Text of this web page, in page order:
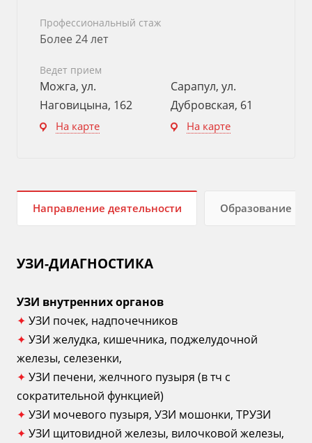
Профессиональный стаж
Более 24 лет
Ведет прием
Можга, ул.
Наговицына, 162
На карте
Сарапул, ул.
Дубровская, 61
На карте
Направление деятельности Образование
УЗИ-ДИАГНОСТИКА
УЗИ внутренних органов
✦ УЗИ почек, надпочечников
✦ УЗИ желудка, кишечника, поджелудочной
железы, селезенки,
✦ УЗИ печени, желчного пузыря (в тч с
сократительной функцией)
✦ УЗИ мочевого пузыря, УЗИ мошонки, ТРУЗИ
✦ УЗИ щитовидной железы, вилочковой железы,